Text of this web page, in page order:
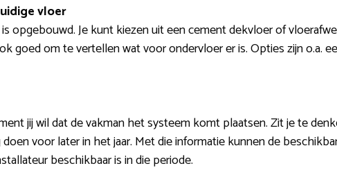
vloer
opgebouwd. Je kunt kiezen uit een cement dekvloer of
goed om te vertellen wat voor ondervloer er is. Opties zijn o.a.
jij wil dat de vakman het systeem komt plaatsen. Zit je te
voor later in het jaar. Met die informatie kunnen de
beschikbaar is in die periode.